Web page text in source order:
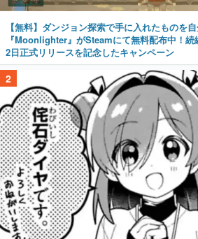
【無料】ダンジョン探索で手に入れたものを
『Moonlighter』がSteamにて無料配布中！
2日正式リリースを記念したキャンペーン
2